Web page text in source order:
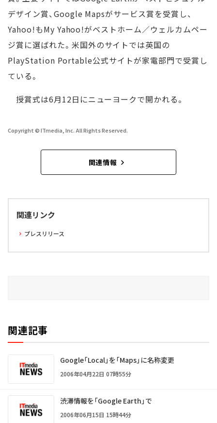
デザイン賞、Google Mapsがサービス賞を受賞し、
Yahoo!もMy Yahoo!がベストホーム／ウェルカムペー
ジ賞に選ばれた。米国外のサイトでは英国の
PlayStation Portable公式サイトが家電部門で受賞し
ている。
授賞式は6月12日にニューヨークで開かれる。
Copyright © ITmedia, Inc. All Rights Reserved.
関連情報
関連リンク
プレスリリース
関連記事
Google「Local」を「Maps」に名称変更
2006年04月22日 07時55分
渋滞情報を「Google Earth」で
2006年06月15日 15時44分